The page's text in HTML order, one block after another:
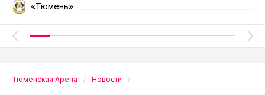
«Тюмень»
Тюменская Арена Новости